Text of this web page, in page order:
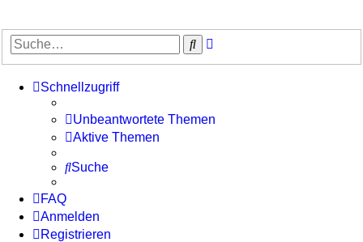
Suche
Schnellzugriff
Unbeantwortete Themen
Aktive Themen
Suche
FAQ
Anmelden
Registrieren